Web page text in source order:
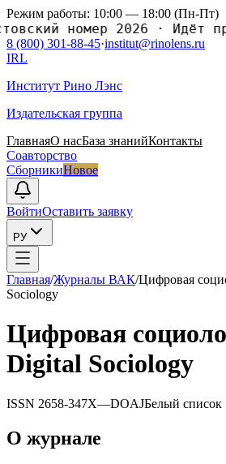
Режим работы: 10:00 — 18:00 (Пн-Пт)
номер 2026·Идёт
8 (800) 301-88-45·institut@rinolens.ru
IRL
Институт Рино Лэнс
Издательская группа
ГлавнаяО насБаза знанийКонтакты
Соавторство
СборникиНовое
ВойтиОставить заявку
РУ
Главная/Журналы ВАК/Цифровая
Sociology
Цифровая
Digital Sociology
ISSN 2658-347X—DOAJБелый список
О журнале